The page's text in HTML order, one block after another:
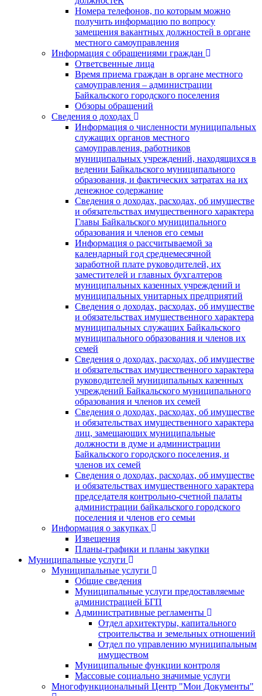
Номера телефонов, по которым можно
получить информацию по вопросу
замещения вакантных должностей в органе
местного самоуправления
Информация с обращениями граждан
Ответсвенные лица
Время приема граждан в органе местного
самоуправления – администрации
Байкальского городского поселения
Обзоры обращений
Сведения о доходах
Информация о численности муниципальных
служащих органов местного
самоуправления, работников
муниципальных учреждений, находящихся в
ведении Байкальского муниципального
образования, и фактических затратах на их
денежное содержание
Сведения о доходах, расходах, об имуществе
и обязательствах имущественного характера
Главы Байкальского муниципального
образования и членов его семьи
Информация о рассчитываемой за
календарный год среднемесячной
заработной плате руководителей, их
заместителей и главных бухгалтеров
муниципальных казенных учреждений и
муниципальных унитарных предприятий
Сведения о доходах, расходах, об имуществе
и обязательствах имущественного характера
муниципальных служащих Байкальского
муниципального образования и членов их
семей
Сведения о доходах, расходах, об имуществе
и обязательствах имущественного характера
руководителей муниципальных казенных
учреждений Байкальского муниципального
образования и членов их семей
Сведения о доходах, расходах, об имуществе
и обязательствах имущественного характера
лиц, замещающих муниципальные
должности в думе и администрации
Байкальского городского поселения, и
членов их семей
Сведения о доходах, расходах, об имуществе
и обязательствах имущественного характера
председателя контрольно-счетной палаты
администрации байкальского городского
поселения и членов его семьи
Информация о закупках
Извещения
Планы-графики и планы закупки
Муниципальные услуги
Муниципальные услуги
Общие сведения
Муниципальные услуги предоставляемые
администрацией БГП
Административные регламенты
Отдел архитектуры, капитального
строительства и земельных отношений
Отдел по управлению муниципальным
имуществом
Муниципальные функции контроля
Массовые социально значимые услуги
Многофункциональный Центр "Мои Документы"